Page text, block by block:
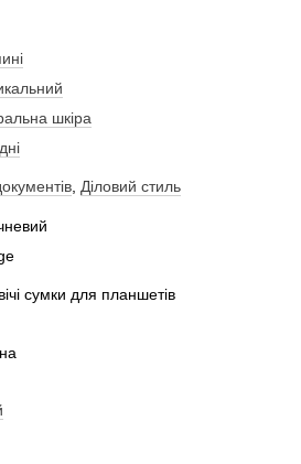
шкіра
Діловий стиль
сумки для планшетів